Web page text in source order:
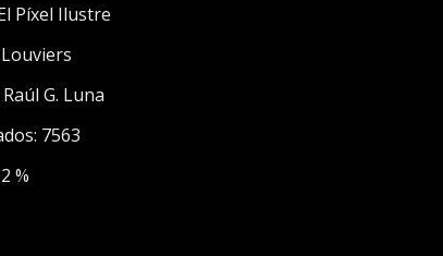
Píxel Ilustre
Raúl G. Luna
7563
%